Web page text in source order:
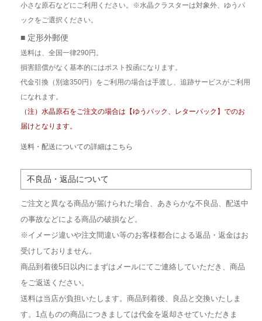
小さな原石などにご利用ください。※水晶クラスターは対象外、ゆうパ
ックをご選択ください。
■ 定形外郵便
送料は、全国一律290円。
損害賠償がなく基本的にはポスト投函になります。
代金引換（別途350円）をご利用の場合は手渡し、追跡サービスがご利用
になれます。
（注）水晶原石をご注文の場合は【ゆうパック、レターパック】でのお
届けとなります。
送料・配送についての詳細はこちら
不良品・返品について
ご注文と異なる商品が届けられた場合、あきらかな不良品、配送中
の事故などによる商品の破損など。
※イメージ違いや注文間違い等のお客様都合による返品・返金はお
受けしておりません。
商品到着後5日以内にまずはメールにてご連絡していただき、商品
をご返送ください。
送料は当店が負担いたします。商品到着後、良品と交換いたしま
す。1点ものの商品につきましては代金を返却させていただきま